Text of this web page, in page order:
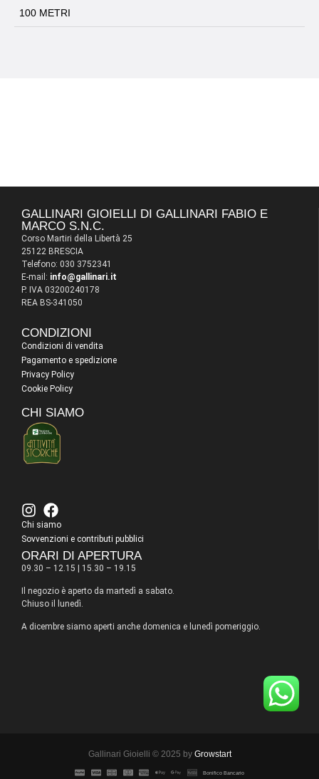
100 METRI
GALLINARI GIOIELLI DI GALLINARI FABIO E
MARCO S.N.C.
Corso Martiri della Libertà 25
25122 BRESCIA
Telefono: 030 3752341
E-mail: info@gallinari.it
P. IVA 03200240178
REA BS-341050
CONDIZIONI
Condizioni di vendita
Pagamento e spedizione
Privacy Policy
Cookie Policy
CHI SIAMO
Chi siamo
Sovvenzioni e contributi pubblici
ORARI DI APERTURA
09.30 – 12.15 | 15.30 – 19.15
Il negozio è aperto da martedì a sabato.
Chiuso il lunedì.
A dicembre siamo aperti anche domenica e lunedì pomeriggio.
Gallinari Gioielli © 2025 by Growstart
Bonifico Bancario